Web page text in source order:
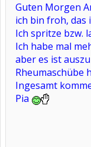
Guten Morgen
ich bin froh, das
Ich spritze bzw.
Ich habe mal
aber es ist
Rheumaschübe
Ingesamt
Pia